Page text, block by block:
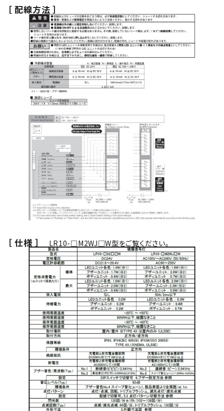
［ 配線方法 ］
［ 仕様 ］ LR10-□M2WJ□W型をご覧ください。